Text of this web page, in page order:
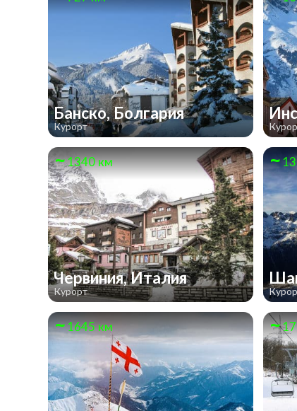
Банско, Болгария
Курорт
1340 км
Червиния, Италия
Курорт
1645 км